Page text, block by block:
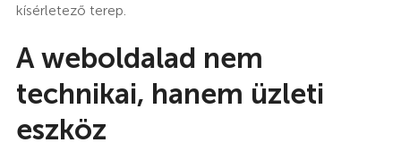
kísérletező terep.
A weboldalad nem
technikai, hanem üzleti
eszköz